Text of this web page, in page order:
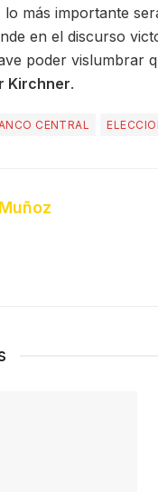
lo más importante
en el discurso
poder vislumbrar
Kirchner.
CENTRAL